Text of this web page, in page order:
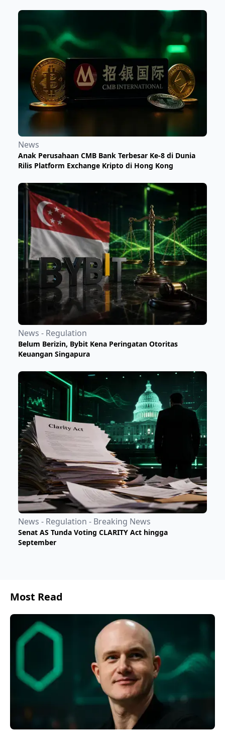
News
Anak Perusahaan CMB Bank Terbesar Ke-8 di Dunia
Rilis Platform Exchange Kripto di Hong Kong
News - Regulation
Belum Berizin, Bybit Kena Peringatan Otoritas
Keuangan Singapura
News - Regulation - Breaking News
Senat AS Tunda Voting CLARITY Act hingga
September
Most Read